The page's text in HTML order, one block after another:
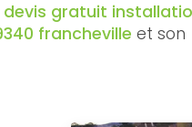
devis gratuit
francheville et son